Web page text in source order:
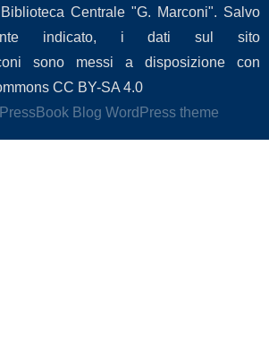
Centrale "G. Marconi". Salvo
indicato, i dati sul sito
sono messi a disposizione con
CC BY-SA 4.0
PressBook Blog WordPress theme